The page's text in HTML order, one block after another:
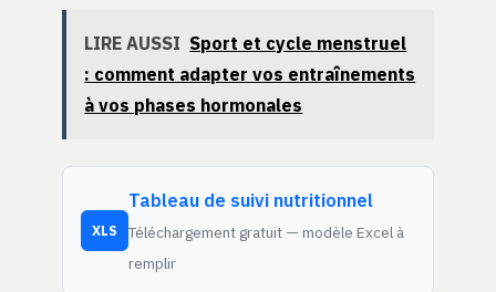
LIRE AUSSI Sport et cycle menstruel
: comment adapter vos entraînements
à vos phases hormonales
XLS
Tableau de suivi nutritionnel
Téléchargement gratuit — modèle Excel à
remplir